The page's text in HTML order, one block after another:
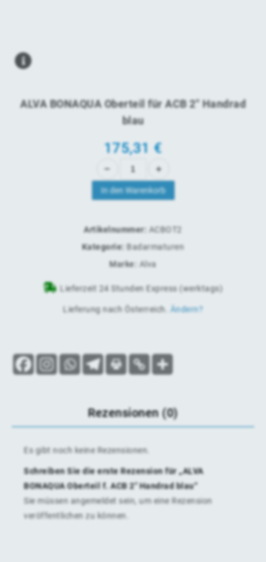
ALVA BONAQUA Oberteil für ACB 2" Handrad
blau
175,31€
In den Warenkorb
Artikelnummer: ACBOT2
Kategorie: Badarmaturen
Marke: Alva
Lieferzeit 24 Stunden Express (werktags)
Lieferung nach Österreich Ändern?
Rezensionen (0)
Es gibt noch keine Rezensionen.
Schreiben Sie die erste Rezension für „ALVA
BONAQUA Oberteil f. ACB 2″ Handrad blau“
Sie müssen angemeldet sein, um eine Rezension
veröffentlichen zu können.